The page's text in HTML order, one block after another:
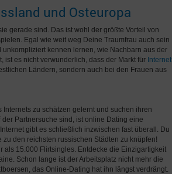
und Osteuropa
gerade sind. Das ist wohl der größte Vorteil von
Egal wie weit weg Deine Traumfrau auch sein
kennen lernen, wie Nachbarn aus der
ist es nicht verwunderlich, dass der Markt für Internet
Ländern, sondern auch bei den Frauen aus
zu schätzen gelernt und suchen ihren
der Partnersuche sind, ist online Dating eine
gibt es schließlich inzwischen fast überall. Du
den reichsten russischen Städten zu knüpfen!
als 15.000 Flirtsingles. Entdecke die Einzigartigkeit
Schon lange ist der Arbeitsplatz nicht mehr die
das Online-Dating hat ihn längst verdrängt.